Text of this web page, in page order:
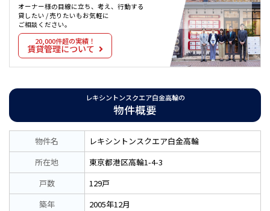
オーナー様の目線に立ち、考え、行動する
貸したい / 売りたいもお気軽に
ご相談ください。
20,000件超の実績！
賃貸管理について
レキシントンスクエア白金高輪の
物件概要
物件名
レキシントンスクエア白金高輪
所在地
東京都港区高輪1-4-3
戸数
129戸
築年
2005年12月